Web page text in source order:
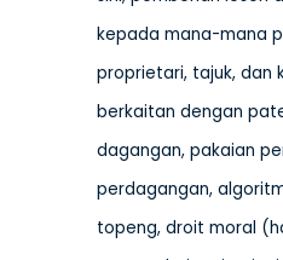
kepada mana-mana
proprietari, tajuk, dan
berkaitan dengan
dagangan, pakaian
perdagangan,
topeng, droit moral